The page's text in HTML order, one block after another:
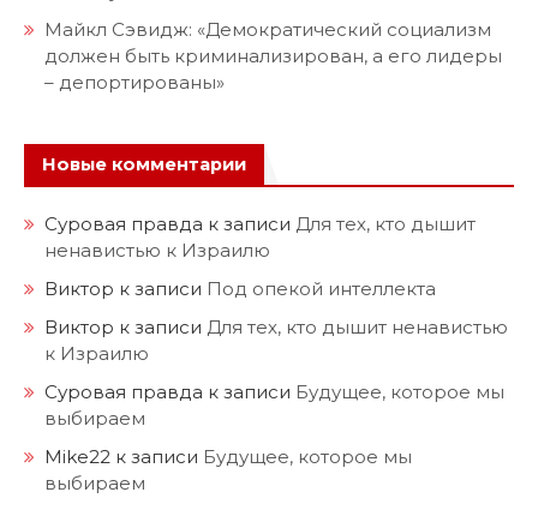
Майкл Сэвидж: «Демократический социализм
должен быть криминализирован, а его лидеры
– депортированы»
Новые комментарии
Суровая правда к записи Для тех, кто дышит
ненавистью к Израилю
Виктор к записи Под опекой интеллекта
Виктор к записи Для тех, кто дышит ненавистью
к Израилю
Суровая правда к записи Будущее, которое мы
выбираем
Mike22 к записи Будущее, которое мы
выбираем